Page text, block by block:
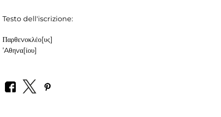
Testo dell'iscrizione:
Παρθεvοκλέο[υς]
’Aθηvα[ίου]